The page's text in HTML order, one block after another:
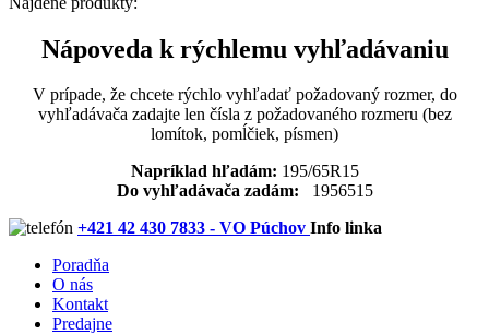
Nápoveda k rýchlemu vyhľadávaniu
V prípade, že chcete rýchlo vyhľadať požadovaný rozmer, do
vyhľadávača zadajte len čísla z požadovaného rozmeru (bez
lomítok, pomĺčiek, písmen)
Napríklad hľadám: 195/65R15
Do vyhľadávača zadám: 1956515
+421 42 430 7833 - VO Púchov Info linka
Poradňa
O nás
Kontakt
Predajne